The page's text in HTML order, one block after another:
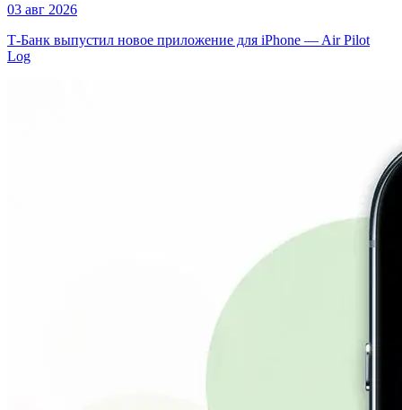
03 авг 2026
Т-Банк выпустил новое приложение для iPhone — Air Pilot
Log